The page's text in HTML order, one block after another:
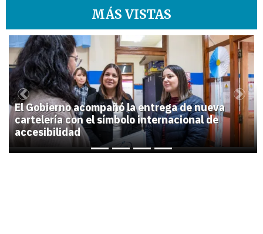
MÁS VISTAS
1
El Gobierno acompañó la entrega de nueva
cartelería con el símbolo internacional de
accesibilidad
Previous Next